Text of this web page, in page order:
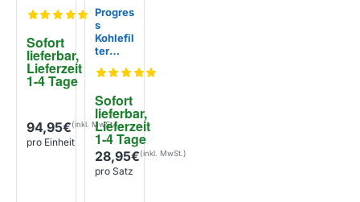
Sofort
lieferbar,
Lieferzeit
1-4 Tage
ter
3
94,95€
pro Einheit
Sofort
lieferbar,
Lieferzeit
1-4 Tage
Progres
s
Kohlefil
ter
5 /
00498
(2
Stück)
28,95€
pro Satz